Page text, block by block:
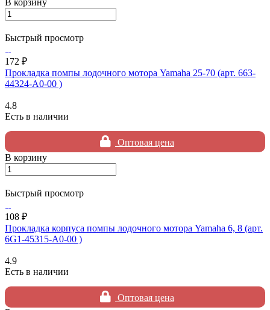
Быстрый просмотр
172 ₽
Прокладка помпы лодочного мотора Yamaha 25-70 (арт. 663-
44324-A0-00 )
4.8
Есть в наличии
Оптовая цена
В корзину
Быстрый просмотр
108 ₽
Прокладка корпуса помпы лодочного мотора Yamaha 6, 8 (арт.
6G1-45315-A0-00 )
4.9
Есть в наличии
Оптовая цена